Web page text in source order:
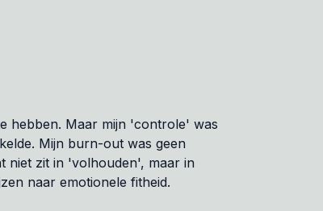
hebben. Maar mijn 'controle' was
Mijn burn-out was geen
niet zit in 'volhouden', maar in
naar emotionele fitheid.